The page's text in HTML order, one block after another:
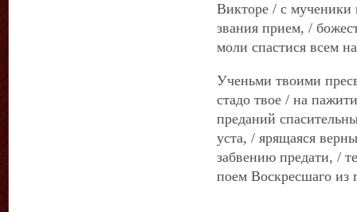
Викторе / с мученики
звания прием, /
моли спастися всем
Ученьми твоими
стадо твое / на
преданий
уста, / ярящаяся
забвению предати, /
поем Воскресшаго из